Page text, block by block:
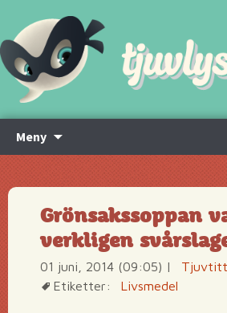
Meny
innehåll
Grönsakssoppan
verkligen
01 juni, 2014 (09:05) |
Etiketter:
Livsmedel